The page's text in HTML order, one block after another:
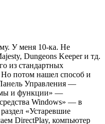
У меня 10-ка. Не
Dungeons Keeper и тд.
из стандартных
потом нашел способ и
Управления —
и функции» —
Windows» — в
«Устаревшие
DirectPlay, компьютер